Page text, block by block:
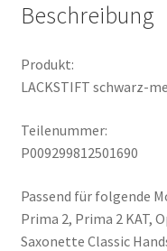
Beschreibung
Produkt:
LACKSTIFT schwarz-
Teilenummer:
P009299812501690
Passend für folgende
Prima 2, Prima 2 KAT,
Saxonette Classic